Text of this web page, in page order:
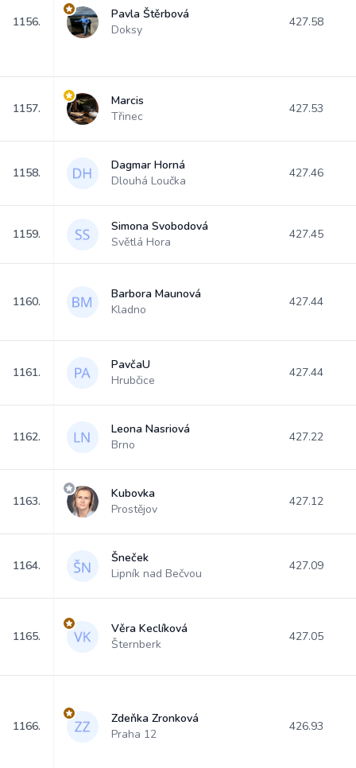
1156.
Pavla Štěrbová
Doksy
427.58
1157.
Marcis
Třinec
427.53
1158.
Dagmar Horná
Dlouhá Loučka
427.46
1159.
Simona Svobodová
Světlá Hora
427.45
1160.
Barbora Maunová
Kladno
427.44
1161.
PavčaU
Hrubčice
427.44
1162.
Leona Nasriová
Brno
427.22
1163.
Kubovka
Prostějov
427.12
1164.
Šneček
Lipník nad Bečvou
427.09
1165.
Věra Keclíková
Šternberk
427.05
1166.
Zdeňka Zronková
Praha 12
426.93